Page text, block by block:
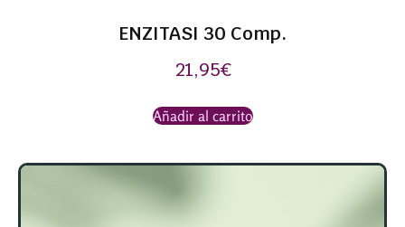
ENZITASI 30 Comp.
21,95€
Añadir al carrito